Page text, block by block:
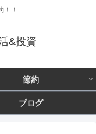
！！
&投資
節約
ブログ